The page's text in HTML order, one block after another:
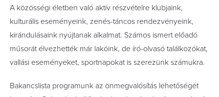
A közösségi életben való aktív részvételre klubjaink,
kulturális eseményeink, zenés-táncos rendezvényeink,
kirándulásaink nyújtanak alkalmat. Számos ismert előadó
műsorát élvezhették már lakóink, de író-olvasó találkozókat,
vallási eseményeket, sportnapokat is szerezünk számukra.
Bakancslista programunk az önmegvalósítás lehetőségét